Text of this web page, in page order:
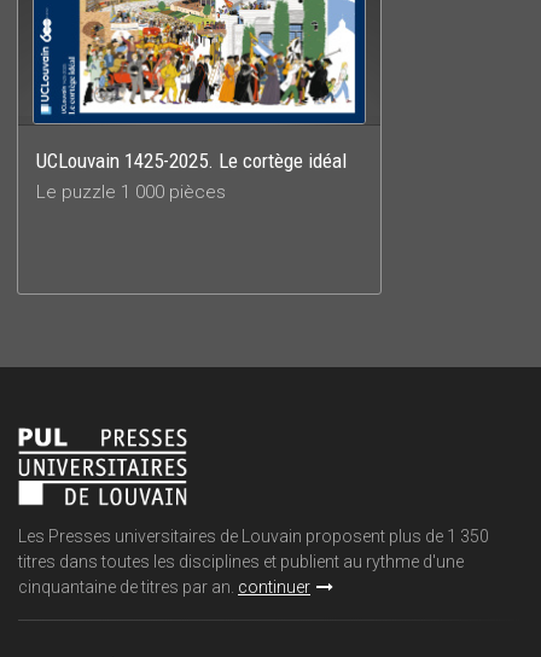
UCLouvain 1425-2025. Le cortège idéal
Le puzzle 1 000 pièces
Les Presses universitaires de Louvain proposent plus de 1 350
titres dans toutes les disciplines et publient au rythme d'une
cinquantaine de titres par an. continuer